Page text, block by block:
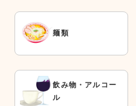
麺類
飲み物・アルコー
ル